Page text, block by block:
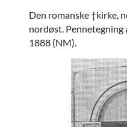
Den romanske †kirke,
nordøst. Pennetegning
1888 (NM).